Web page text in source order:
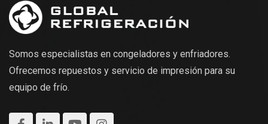
Somos especialistas en congeladores y enfriadores.
Ofrecemos repuestos y servicio de impresión para su
equipo de frío.